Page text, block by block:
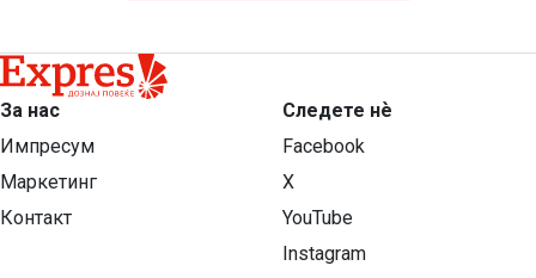
За нас
Импресум
Маркетинг
Контакт
Следете нѐ
Facebook
X
YouTube
Instagram